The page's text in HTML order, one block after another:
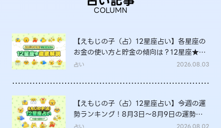
COLUMN
【えもじの子（占）12星座占い】各星座の
お金の使い方と貯金の傾向は？12星座★徹
底解説
占い 2026.08.03
【えもじの子（占）12星座占い】今週の運
勢ランキング！8月3日～8月9日の運勢
は？